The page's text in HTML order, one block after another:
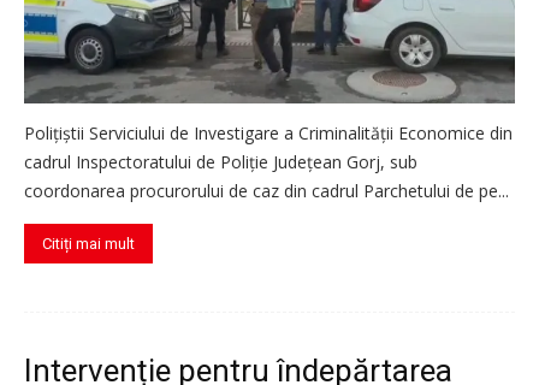
Polițiștii Serviciului de Investigare a Criminalității Economice din
cadrul Inspectoratului de Poliție Județean Gorj, sub
coordonarea procurorului de caz din cadrul Parchetului de pe...
Citiți mai mult
Intervenție pentru îndepărtarea